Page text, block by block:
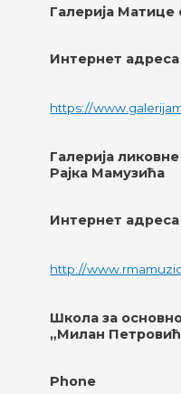
Галерија Матице
Интернет адреса
https://
Галерија
Рајка Мамузића
Интернет адреса
http://
Школа за
„Милан
Phone